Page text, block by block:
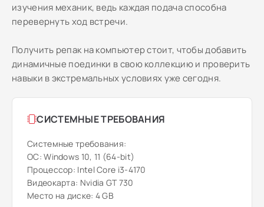
изучения механик, ведь каждая подача способна
перевернуть ход встречи.
Получить репак на компьютер стоит, чтобы добавить
динамичные поединки в свою коллекцию и проверить
навыки в экстремальных условиях уже сегодня.
СИСТЕМНЫЕ ТРЕБОВАНИЯ
Системные требования:
ОС: Windows 10, 11 (64-bit)
Процессор: Intel Core i3-4170
Видеокарта: Nvidia GT 730
Место на диске: 4 GB